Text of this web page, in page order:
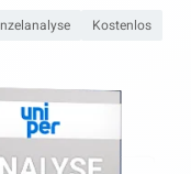
Kostenlos